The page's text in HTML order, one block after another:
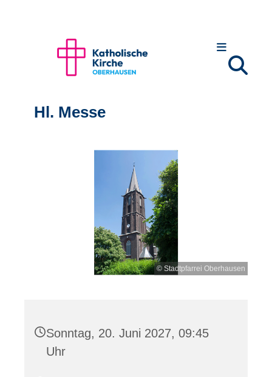
Hl. Messe
© Stadtpfarrei Oberhausen
Sonntag, 20. Juni 2027, 09:45
Uhr